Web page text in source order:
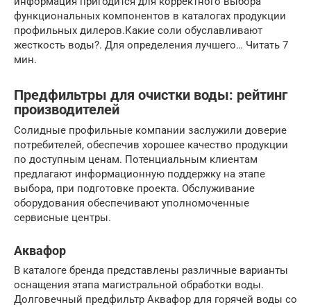
функциональных компонентов в каталогах продукции
профильных дилеров.Какие соли обуславливают
жесткость воды?. Для определения лучшего… Читать 7
мин.
Предфильтры для очистки воды: рейтинг
производителей
Солидные профильные компании заслужили доверие
потребителей, обеспечив хорошее качество продукции
по доступным ценам. Потенциальным клиентам
предлагают информационную поддержку на этапе
выбора, при подготовке проекта. Обслуживание
оборудования обеспечивают уполномоченные
сервисные центры.
Аквафор
В каталоге бренда представлены различные варианты
оснащения этапа магистральной обработки воды.
Долговечный предфильтр Аквафор для горячей воды со